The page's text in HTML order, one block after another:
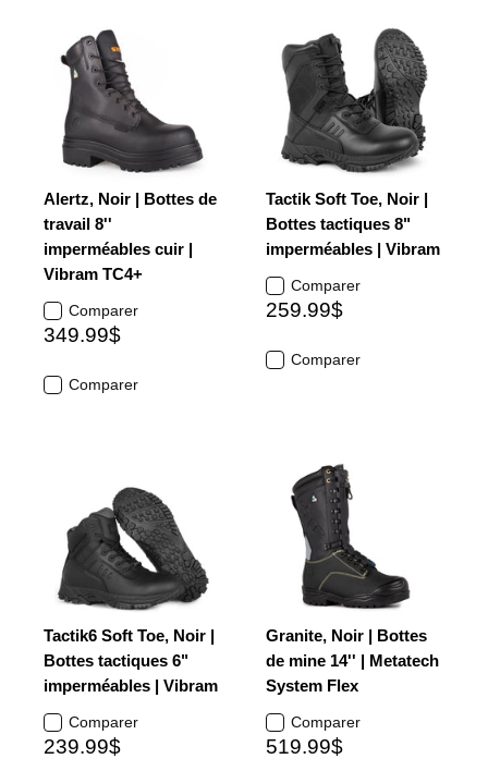
Alertz, Noir | Bottes de
travail 8''
imperméables cuir |
Vibram TC4+
Comparer
349.99$
Comparer
Tactik Soft Toe, Noir |
Bottes tactiques 8"
imperméables | Vibram
Comparer
259.99$
Comparer
Tactik6 Soft Toe, Noir |
Bottes tactiques 6"
imperméables | Vibram
Comparer
239.99$
Granite, Noir | Bottes
de mine 14'' | Metatech
System Flex
Comparer
519.99$